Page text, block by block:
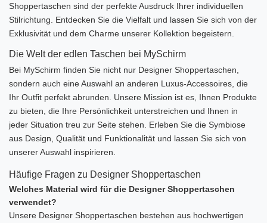
Shoppertaschen sind der perfekte Ausdruck Ihrer individuellen
Stilrichtung. Entdecken Sie die Vielfalt und lassen Sie sich von der
Exklusivität und dem Charme unserer Kollektion begeistern.
Die Welt der edlen Taschen bei MySchirm
Bei MySchirm finden Sie nicht nur Designer Shoppertaschen,
sondern auch eine Auswahl an anderen Luxus-Accessoires, die
Ihr Outfit perfekt abrunden. Unsere Mission ist es, Ihnen Produkte
zu bieten, die Ihre Persönlichkeit unterstreichen und Ihnen in
jeder Situation treu zur Seite stehen. Erleben Sie die Symbiose
aus Design, Qualität und Funktionalität und lassen Sie sich von
unserer Auswahl inspirieren.
Häufige Fragen zu Designer Shoppertaschen
Welches Material wird für die Designer Shoppertaschen
verwendet?
Unsere Designer Shoppertaschen bestehen aus hochwertigen